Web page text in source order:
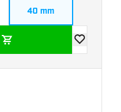
40 mm
tilføje til